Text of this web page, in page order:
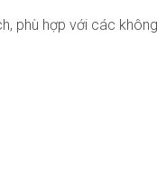
phù hợp với các